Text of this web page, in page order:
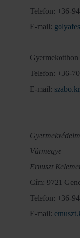
Telefon: +36-
E-mail:
Telefon: +36-
E-mail:
Vármegye
Ernuszt
Cím: 9721
Telefon: +36-
E-mail: